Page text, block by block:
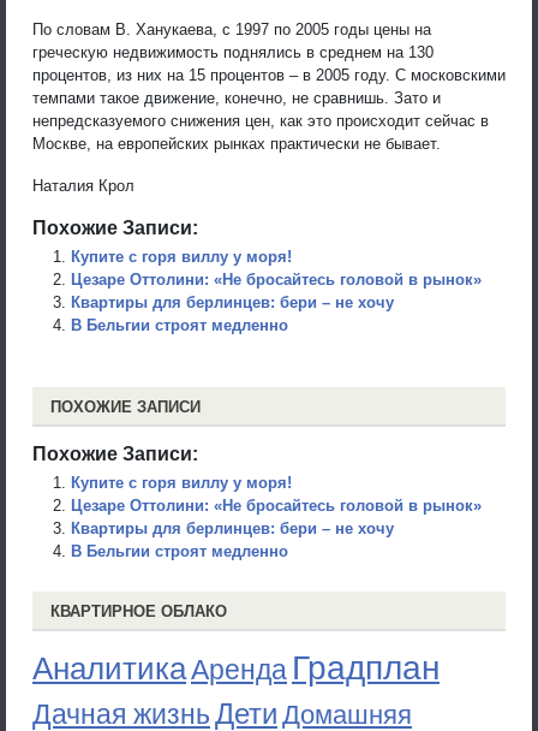
По словам В. Ханукаева, с 1997 по 2005 годы цены на
греческую недвижимость поднялись в среднем на 130
процентов, из них на 15 процентов – в 2005 году. С московскими
темпами такое движение, конечно, не сравнишь. Зато и
непредсказуемого снижения цен, как это происходит сейчас в
Москве, на европейских рынках практически не бывает.
Наталия Крол
Похожие Записи:
Купите с горя виллу у моря!
Цезаре Оттолини: «Не бросайтесь головой в рынок»
Квартиры для берлинцев: бери – не хочу
В Бельгии строят медленно
ПОХОЖИЕ ЗАПИСИ
Похожие Записи:
Купите с горя виллу у моря!
Цезаре Оттолини: «Не бросайтесь головой в рынок»
Квартиры для берлинцев: бери – не хочу
В Бельгии строят медленно
КВАРТИРНОЕ ОБЛАКО
АналитикаАренда Градплан
Дачная жизньДети Домашняя